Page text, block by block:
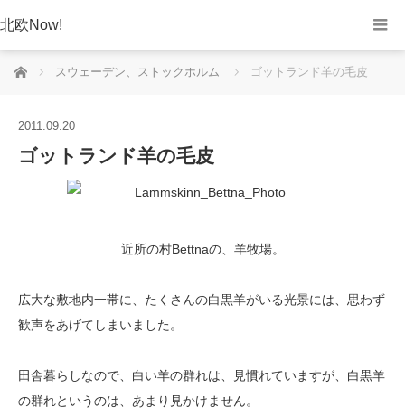
北欧Now!
ホーム スウェーデン、ストックホルム ゴットランド羊の毛皮
2011.09.20
ゴットランド羊の毛皮
近所の村Bettnaの、羊牧場。
広大な敷地内一帯に、たくさんの白黒羊がいる光景には、思わず
歓声をあげてしまいました。
田舎暮らしなので、白い羊の群れは、見慣れていますが、白黒羊
の群れというのは、あまり見かけません。